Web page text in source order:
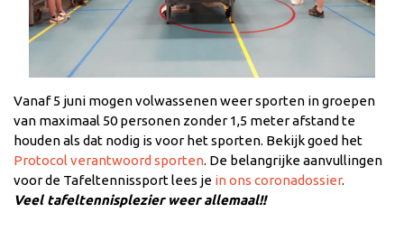
Vanaf 5 juni mogen volwassenen weer sporten in groepen
van maximaal 50 personen zonder 1,5 meter afstand te
houden als dat nodig is voor het sporten. Bekijk goed het
Protocol verantwoord sporten. De belangrijke aanvullingen
voor de Tafeltennissport lees je in ons coronadossier.
Veel tafeltennisplezier weer allemaal!!